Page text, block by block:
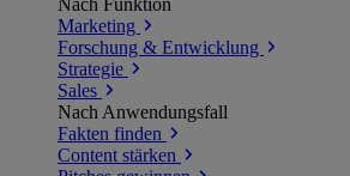
Nach Funktion
Marketing
Forschung & Entwicklung
Strategie
Sales
Nach Anwendungsfall
Fakten finden
Content stärken